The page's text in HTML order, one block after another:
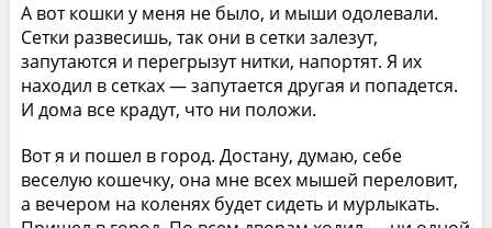
А вот кошки у меня не было, и мыши одолевали.
Сетки развесишь, так они в сетки залезут,
запутаются и перегрызут нитки, напортят. Я их
находил в сетках — запутается другая и попадется.
И дома все крадут, что ни положи.
Вот я и пошел в город. Достану, думаю, себе
веселую кошечку, она мне всех мышей переловит,
а вечером на коленях будет сидеть и мурлыкать.